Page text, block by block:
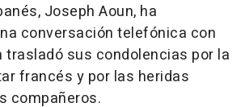
Joseph Aoun, ha
conversación telefónica con
trasladó sus condolencias por la
francés y por las heridas
compañeros.